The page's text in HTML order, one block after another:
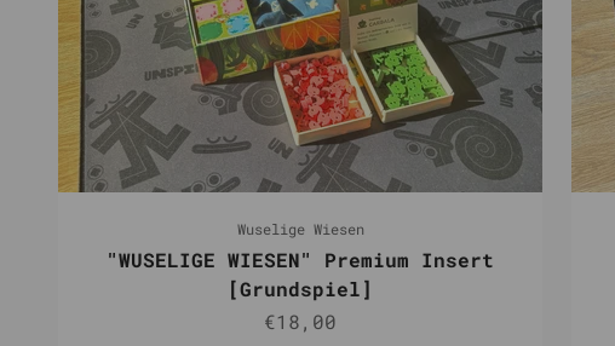
Wuselige Wiesen
"WUSELIGE WIESEN" Premium Insert
[Grundspiel]
Angebot
€18,00